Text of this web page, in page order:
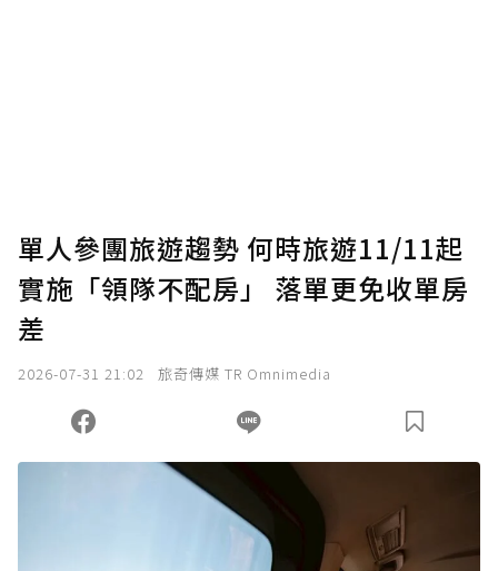
單人參團旅遊趨勢 何時旅遊11/11起
實施「領隊不配房」 落單更免收單房
差
2026-07-31 21:02 旅奇傳媒 TR Omnimedia